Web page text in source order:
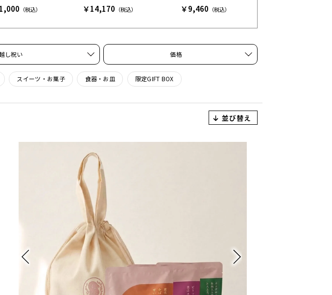
（税込） ￥14,170 （税込） ￥9,460 （税込）
し祝い 価格
スイーツ・お菓子 食器・お皿 限定GIFT BOX
並び替え